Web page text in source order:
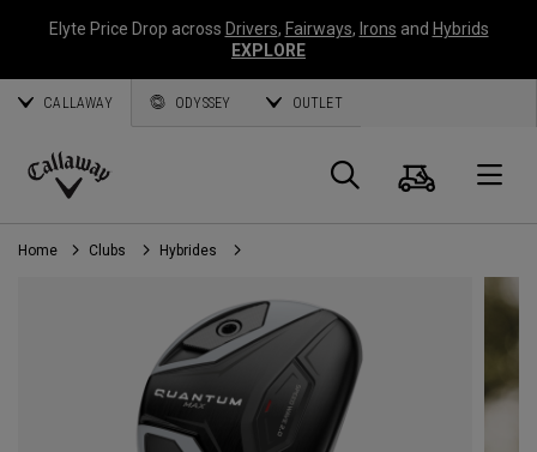
Elyte Price Drop across Drivers, Fairways, Irons and Hybrids
EXPLORE
CALLAWAY ODYSSEY OUTLET
Callaway
Golf
Panier
Home Clubs Hybrides